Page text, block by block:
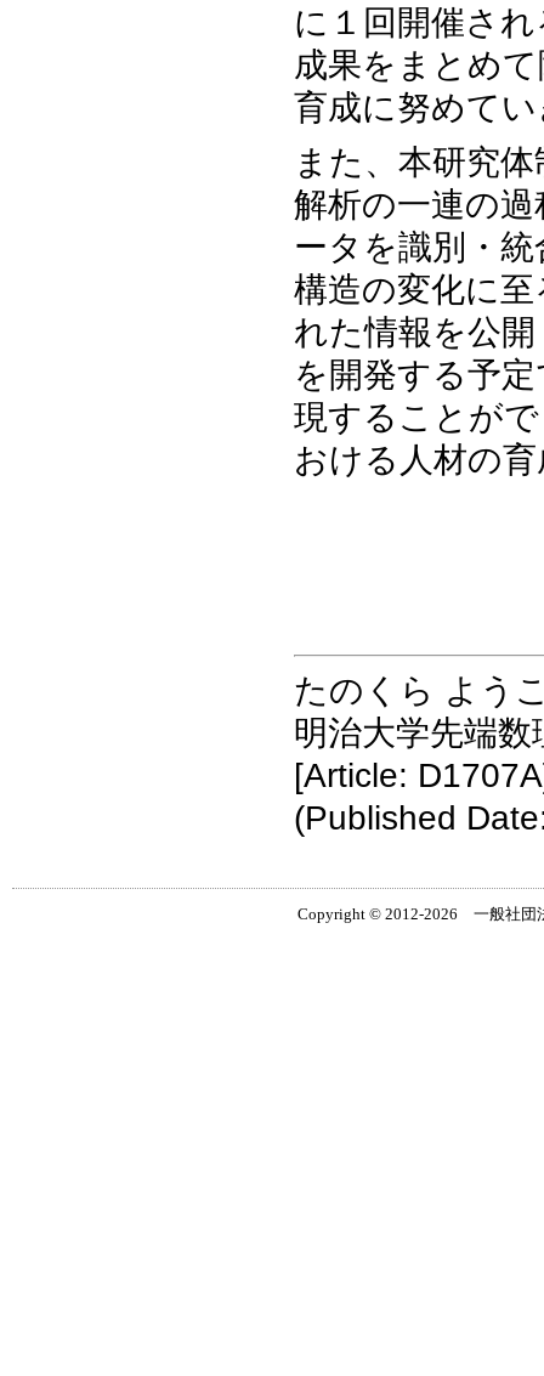
に１回開催さ
成果をまとめ
育成に努めて
また、本研究
解析の一連の
ータを識別・
構造の変化に
れた情報を公
を開発する予
現することが
おける人材の
たのくら よう
明治大学先端数
[Article:
(Published
Copyright © 2012-2026 一般社団